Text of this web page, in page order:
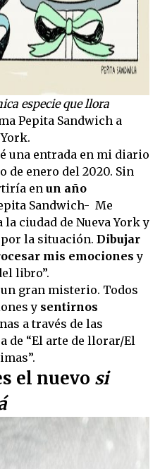
especie que llora
Pepita Sandwich a
una entrada en mi diario
de enero del 2020. Sin
en un año
Sandwich- Me
ciudad de Nueva York y
la situación. Dibujar
mis emocionesy
libro”.
gran misterio. Todos
y sentirnos
a través de las
de “El arte de llorar/El
el nuevo si